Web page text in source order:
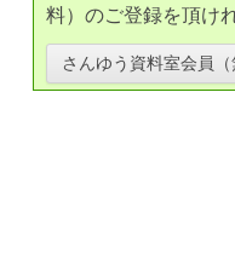
料）のご登録を頂け